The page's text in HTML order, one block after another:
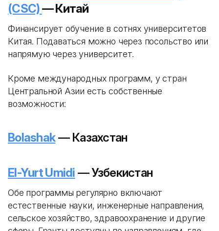
(CSC)— Китай
Финансирует обучение в сотнях университетов
Китая. Подаваться можно через посольство или
напрямую через университет.
Кроме международных программ, у стран
Центральной Азии есть собственные
возможности:
Bolashak— Казахстан
El-Yurt Umidi — Узбекистан
Обе программы регулярно включают
естественные науки, инженерные направления,
сельское хозяйство, здравоохранение и другие